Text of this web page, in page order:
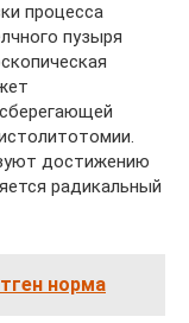
процесса
пузыря
достижению
радикальный
норма